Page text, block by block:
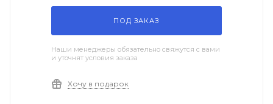
ПОД ЗАКАЗ
Наши менеджеры обязательно свяжутся с вами
и уточнят условия заказа
Хочу в подарок